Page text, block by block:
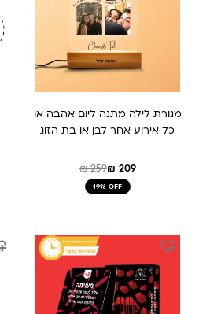
מנורת לילה מתנה ליום אהבה או
כל אירוע אחר לבן או בת הזוג
₪259₪ 209
19% OFF
המחיר
היה:
₪ 199.
המחיר
הוא:
₪ 159.